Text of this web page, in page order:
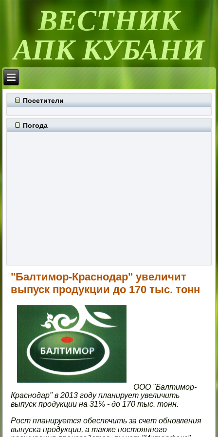
ВЕСТНИК
АПК КУБАНИ
Посетители
Погода
"Балтимор-Краснодар" увеличит
выпуск продукции до 170 тыс. тонн
ООО "Балтимор-
Краснодар" в 2013 году планирует увеличить
выпуск продукции на 31% - до 170 тыс. тонн.
Рост планируется обеспечить за счет обновления
выпуска продукции, а также постоянного